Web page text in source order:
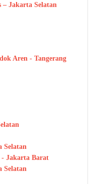
– Jakarta Selatan
Aren - Tangerang
Selatan
- Jakarta Barat
Selatan